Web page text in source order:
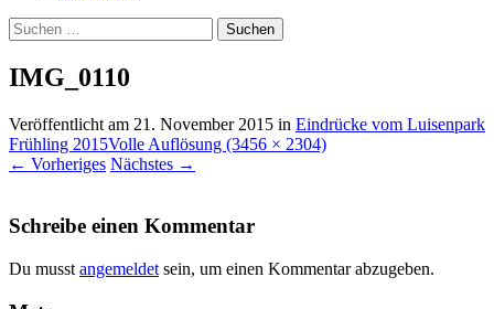
Suchen
nach:
IMG_0110
Veröffentlicht am 21. November 2015 in Eindrücke vom Luisenpark
Frühling 2015Volle Auflösung (3456 × 2304)
← Vorheriges Nächstes →
Schreibe einen Kommentar
Du musst angemeldet sein, um einen Kommentar abzugeben.